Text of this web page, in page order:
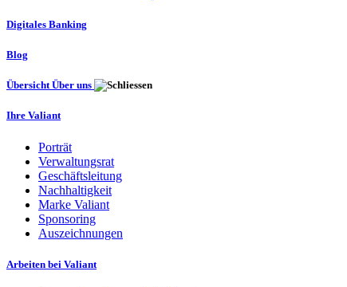
Digitales Banking
Blog
Übersicht Über uns
Ihre Valiant
Porträt
Verwaltungsrat
Geschäftsleitung
Nachhaltigkeit
Marke Valiant
Sponsoring
Auszeichnungen
Arbeiten bei Valiant